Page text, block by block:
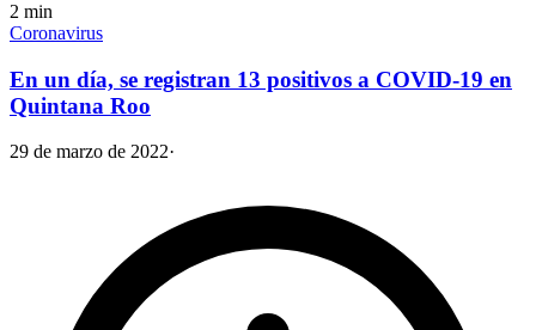
2 min
Coronavirus
En un día, se registran 13 positivos a COVID-19 en
Quintana Roo
29 de marzo de 2022·